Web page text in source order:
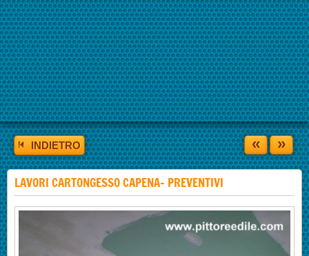
INDIETRO « »
LAVORI CARTONGESSO CAPENA- PREVENTIVI